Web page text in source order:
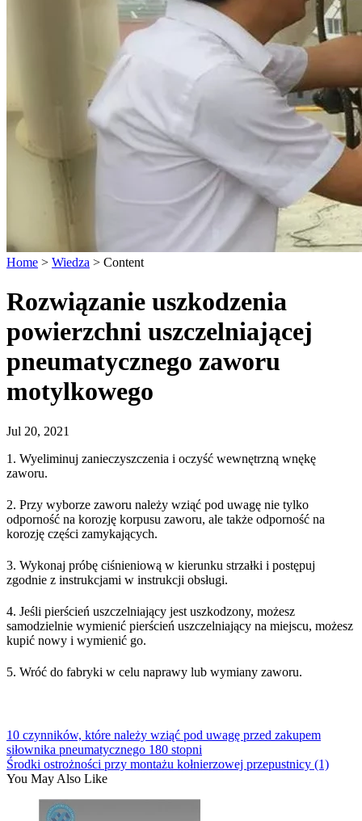
Home > Wiedza > Content
Rozwiązanie uszkodzenia
powierzchni uszczelniającej
pneumatycznego zaworu
motylkowego
Jul 20, 2021
1. Wyeliminuj zanieczyszczenia i oczyść wewnętrzną wnękę
zaworu.
2. Przy wyborze zaworu należy wziąć pod uwagę nie tylko
odporność na korozję korpusu zaworu, ale także odporność na
korozję części zamykających.
3. Wykonaj próbę ciśnieniową w kierunku strzałki i postępuj
zgodnie z instrukcjami w instrukcji obsługi.
4. Jeśli pierścień uszczelniający jest uszkodzony, możesz
samodzielnie wymienić pierścień uszczelniający na miejscu, możesz
kupić nowy i wymienić go.
5. Wróć do fabryki w celu naprawy lub wymiany zaworu.
10 czynników, które należy wziąć pod uwagę przed zakupem
siłownika pneumatycznego 180 stopni
Środki ostrożności przy montażu kołnierzowej przepustnicy (1)
You May Also Like